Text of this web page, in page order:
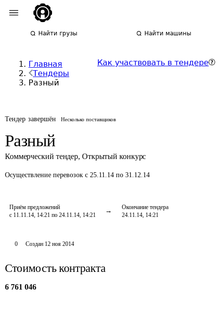
Найти грузы Найти машины
Главная
Тендеры
Разный
Как участвовать в тендере
Тендер завершён Несколько поставщиков
Разный
Коммерческий тендер, Открытый конкурс
Осуществление перевозок с 25.11.14 по 31.12.14
Приём предложений
с 11.11.14, 14:21 по 24.11.14, 14:21
Окончание тендера
24.11.14, 14:21
0 Создан 12 ноя 2014
Стоимость контракта
6 761 046